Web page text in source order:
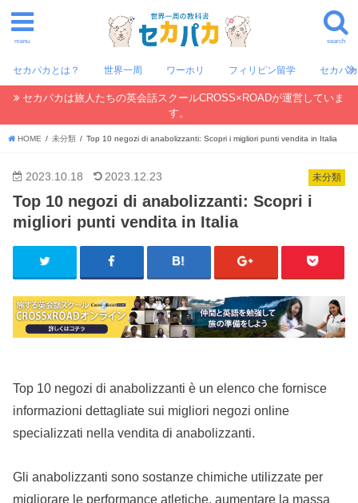
search
menu
セカパカとは？ 世界一周 ワーホリ フィリピン留学 セカパ
セカパカは旅人たちの英会話スクールCROSS×ROADが運営していま
す。
HOME 未分類 Top 10 negozi di anabolizzanti: Scopri i migliori punti vendita in Italia
未分類
2023.10.18 2023.12.23
Top 10 negozi di anabolizzanti: Scopri i
migliori punti vendita in Italia
Top 10 negozi di anabolizzanti è un elenco che fornisce
informazioni dettagliate sui migliori negozi online
specializzati nella vendita di anabolizzanti.
Gli anabolizzanti sono sostanze chimiche utilizzate per
migliorare le performance atletiche, aumentare la massa